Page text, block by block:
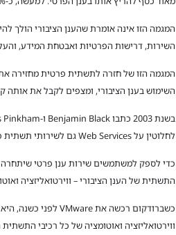
המגמה הזו אינה אומרת שהענן הציבורי הולך
השירות, דרישות הפרטיות ואבטחת המידע,
המגמה הזו של חזרה לתשתית פרטית מחזירה
השימוש בענן הציבורי, ומצפים לקבל את אותה
לחלוטין על Web Services גם לשירותי תשתית כמו אחסון ותקשורת. המסמך הזה הוא הבסיס לתשתית AWS, והוא גם צריך להיות הבסיס לענן הפרטי של העתיד.
כדי לספק למשתמשים שירות ענן פרטי שיתחרה
התשתית של הענן הציבורי – ווירטואליזציה